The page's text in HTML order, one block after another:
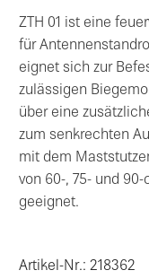
ZTH 01 ist eine
für
eignet sich zur
zulässigen
über eine
zum senkrechten
mit dem
von 60-, 75- und
geeignet.
Artikel-Nr.: 218362